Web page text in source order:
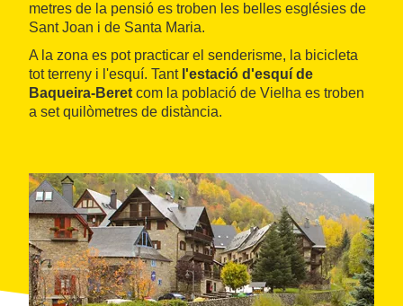
metres de la pensió es troben les belles esglésies de
Sant Joan i de Santa Maria.
A la zona es pot practicar el senderisme, la bicicleta
tot terreny i l'esquí. Tant l'estació d'esquí de
Baqueira-Beret com la població de Vielha es troben
a set quilòmetres de distància.